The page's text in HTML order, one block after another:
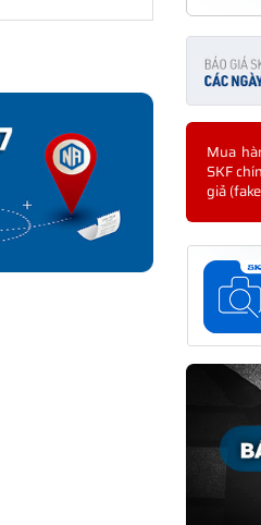
đúng tiêu chuẩn
có thể tự kiểm tra
Mua
SKF
giả